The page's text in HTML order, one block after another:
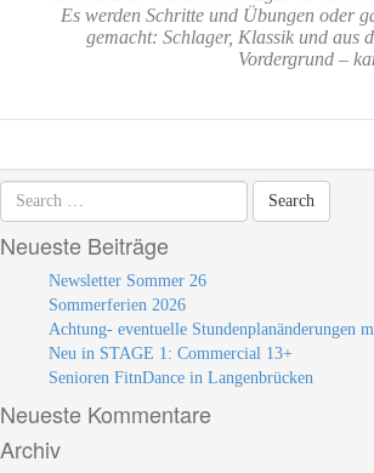
Es werden Schritte und Übungen oder
gemacht: Schlager, Klassik und aus
Vordergrund –
Neueste Beiträge
Newsletter Sommer 26
Sommerferien 2026
Achtung- eventuelle Stundenplanänderungen
Neu in STAGE 1: Commercial 13+
Senioren FitnDance in Langenbrücken
Neueste Kommentare
Archiv